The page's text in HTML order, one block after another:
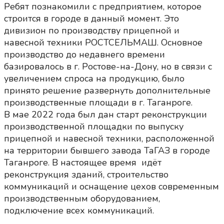
Ребят познакомили с предприятием, которое
строится в городе в данный момент. Это
дивизион по производству прицепной и
навесной техники РОСТСЕЛЬМАШ. Основное
производство до недавнего времени
базировалось в г. Ростове-на-Дону, но в связи с
увеличением спроса на продукцию, было
принято решение развернуть дополнительные
производственные площади в г. Таганроге.
В мае 2022 года был дан старт реконструкции
производственной площадки по выпуску
прицепной и навесной техники, расположенной
на территории бывшего завода ТаГАЗ в городе
Таганроге. В настоящее время идёт
реконструкция зданий, строительство
коммуникаций и оснащение цехов современным
производственным оборудованием,
подключение всех коммуникаций.